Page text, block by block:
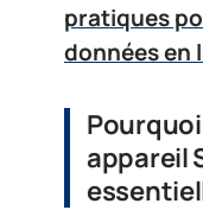
pratiques
données en
appareil